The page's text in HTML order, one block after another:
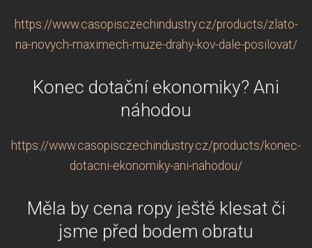
https://www.casopisczechindustry.cz/products/zlato-
na-novych-maximech-muze-drahy-kov-dale-posilovat/
Konec dotační ekonomiky? Ani
náhodou
https://www.casopisczechindustry.cz/products/konec-
dotacni-ekonomiky-ani-nahodou/
Měla by cena ropy ještě klesat či
jsme před bodem obratu